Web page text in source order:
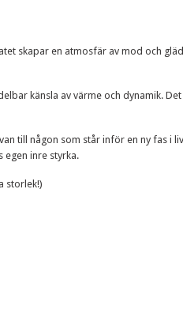
skapar en atmosfär av mod och
känsla av värme och dynamik.
till någon som står inför en ny fas i
egen inre styrka.
storlek!)